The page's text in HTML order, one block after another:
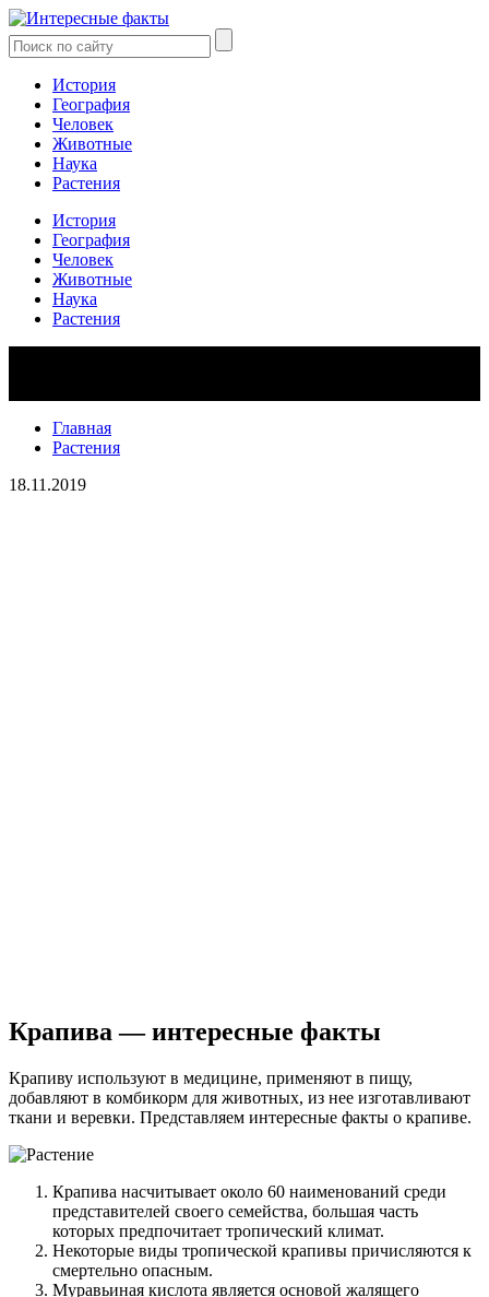
История
География
Человек
Животные
Наука
Растения
История
География
Человек
Животные
Наука
Растения
Главная
Растения
18.11.2019
Крапива — интересные факты
Крапиву используют в медицине, применяют в пищу,
добавляют в комбикорм для животных, из нее изготавливают
ткани и веревки. Представляем интересные факты о крапиве.
Крапива насчитывает около 60 наименований среди
представителей своего семейства, большая часть
которых предпочитает тропический климат.
Некоторые виды тропической крапивы причисляются к
смертельно опасным.
Муравьиная кислота является основой жалящего